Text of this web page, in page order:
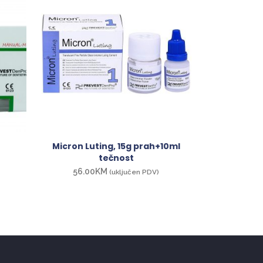
Micron Luting, 15g prah+10ml
tečnost
56.00KM (uključen PDV)